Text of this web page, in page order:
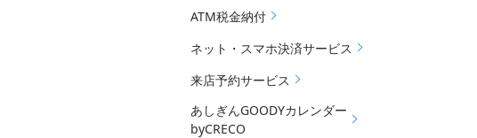
ATM税金納付
ネット・スマホ決済サービス
来店予約サービス
あしぎんGOODYカレンダー
byCRECO